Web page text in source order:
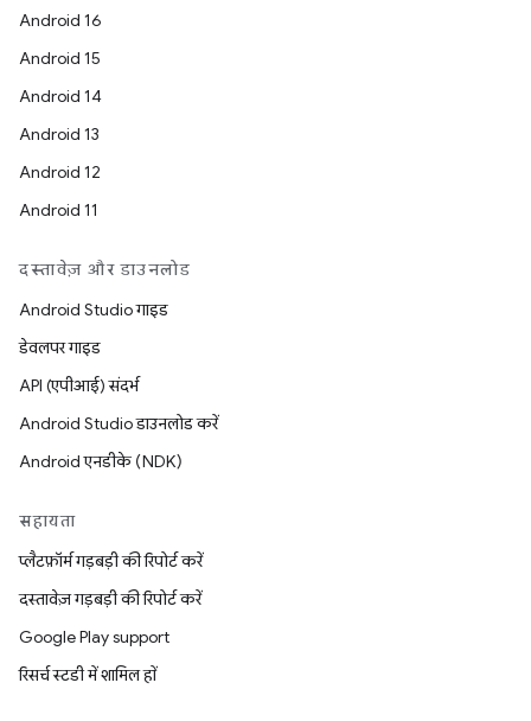
Android 16
Android 15
Android 14
Android 13
Android 12
Android 11
दस्तावेज़ और डाउनलोड
Android Studio गाइड
डेवलपर गाइड
API (एपीआई) संदर्भ
Android Studio डाउनलोड करें
Android एनडीके (NDK)
सहायता
प्लैटफ़ॉर्म गड़बड़ी की रिपोर्ट करें
दस्तावेज़ गड़बड़ी की रिपोर्ट करें
Google Play support
रिसर्च स्टडी में शामिल हों